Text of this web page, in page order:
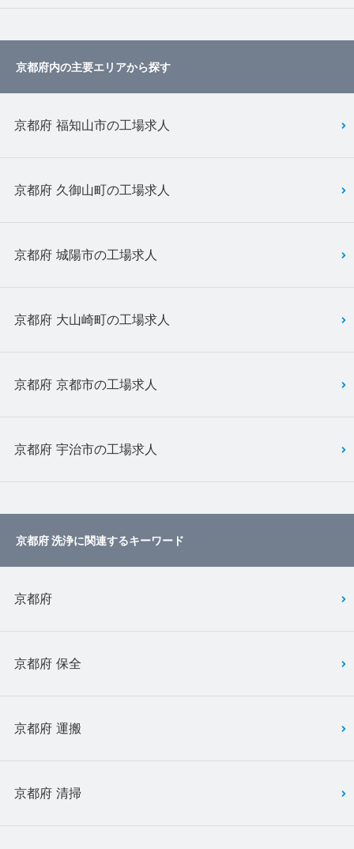
京都府内の主要エリアから探す
京都府 福知山市の工場求人
京都府 久御山町の工場求人
京都府 城陽市の工場求人
京都府 大山崎町の工場求人
京都府 京都市の工場求人
京都府 宇治市の工場求人
京都府 洗浄に関連するキーワード
京都府
京都府 保全
京都府 運搬
京都府 清掃